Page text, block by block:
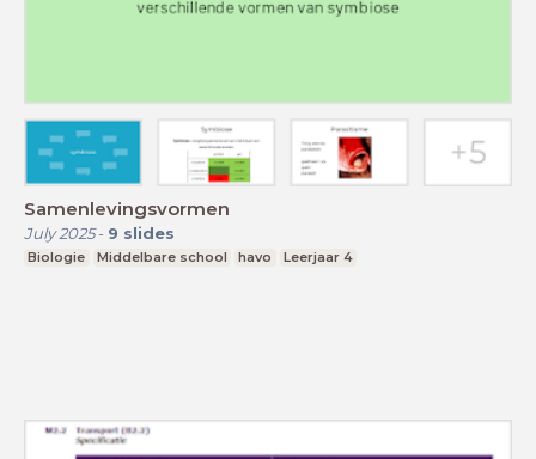
Samenlevingsvormen
July 2025- 9 slides
Biologie Middelbare school havo Leerjaar 4